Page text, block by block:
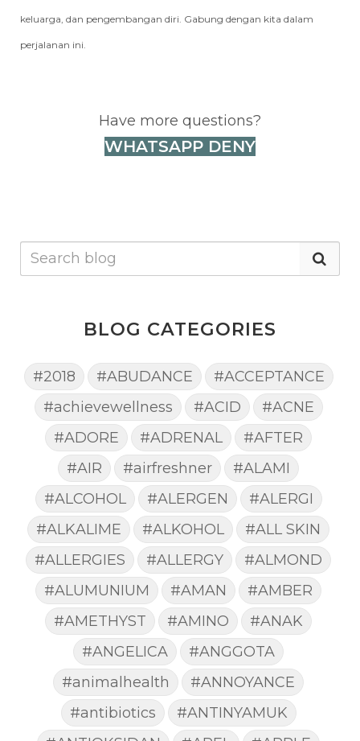
keluarga, dan pengembangan diri. Gabung dengan kita dalam
perjalanan ini.
Have more questions?
WHATSAPP DENY
BLOG CATEGORIES
#2018 #ABUDANCE
#ACCEPTANCE
#achievewellness
#ACID
#ACNE
#ADORE
#ADRENAL
#AFTER
#AIR
#airfreshner
#ALAMI
#ALCOHOL
#ALERGEN
#ALERGI
#ALKALIME
#ALKOHOL
#ALL SKIN
#ALLERGIES
#ALLERGY
#ALMOND
#ALUMUNIUM
#AMAN
#AMBER
#AMETHYST
#AMINO
#ANAK
#ANGELICA
#ANGGOTA
#animalhealth
#ANNOYANCE
#antibiotics
#ANTINYAMUK